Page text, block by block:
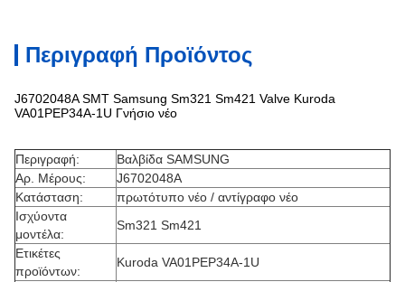
Περιγραφή Προϊόντος
J6702048A SMT Samsung Sm321 Sm421 Valve Kuroda
VA01PEP34A-1U Γνήσιο νέο
Περιγραφή:
Βαλβίδα SAMSUNG
Αρ. Μέρους:
J6702048A
Κατάσταση:
πρωτότυπο νέο / αντίγραφο νέο
Ισχύοντα
μοντέλα:
Sm321 Sm421
Ετικέτες
προϊόντων:
Kuroda VA01PEP34A-1U